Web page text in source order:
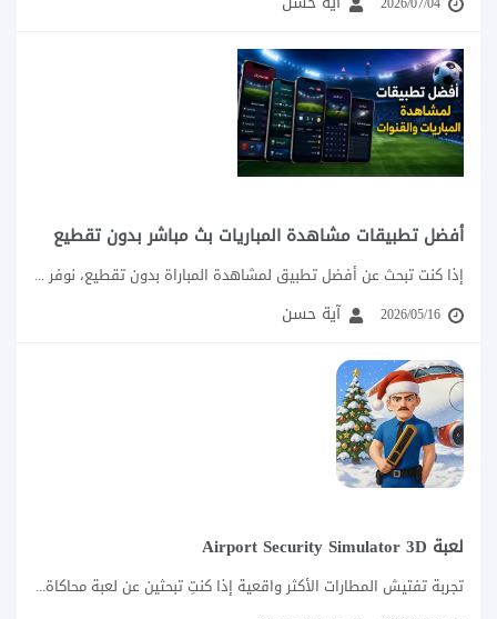
أفضل تطبيقات مشاهدة المباريات بث مباشر بدون تقطيع
إذا كنت تبحث عن أفضل تطبيق لمشاهدة المباراة بدون تقطيع، نوفر لكافة عشاق المباراة...
2026/05/16 آية حسن
لعبة Airport Security Simulator 3D
تجربة تفتيش المطارات الأكثر واقعية إذا كنتِ تبحثين عن لعبة محاكاة مختلفة عن ألعاب...